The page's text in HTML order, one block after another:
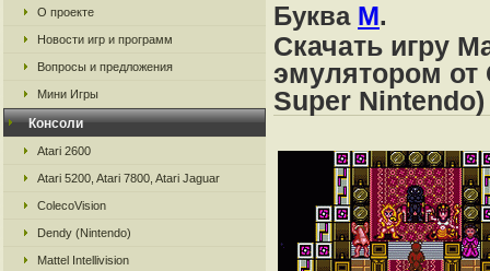
О проекте
Новости игр и программ
Вопросы и предложения
Мини Игры
Консоли
Atari 2600
Atari 5200, Atari 7800, Atari Jaguar
ColecoVision
Dendy (Nintendo)
Mattel Intellivision
Буква M.
Скачать игру
эмулятором от
Super Nintendo)